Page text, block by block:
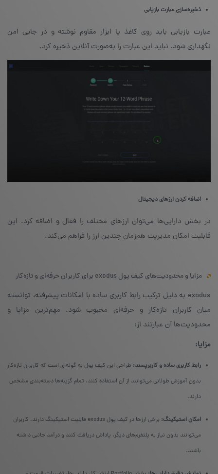
ذخیره‌سازی عبارت بازیابی
عبارت بازیابی باید روی کاغذ یا ابزار مقاوم نوشته و در جایی امن
نگهداری شود. نباید این عبارت را به‌صورت آنلاین ذخیره کرد.
اضافه کردن ارزهای دیجیتال
در بخش دارایی‌ها می‌توان ارزهای مختلف را فعال و اضافه کرد. این
قابلیت امکان مدیریت هم‌زمان چندین ارز را فراهم می‌کند.
مزایا و محدودیت‌های کیف پول exodus برای کاربران حرفه‌ای و تازه‌کار
exodus به دلیل ترکیب رابط کاربری ساده با امکانات پیشرفته، توانسته
میان کاربران تازه‌کار و حرفه‌ای محبوب شود. مهم‌ترین مزایا و
محدودیت‌ها آن عبارتند از:
مزایا:
رابط کاربری ساده و کاربرپسند: طراحی این کیف پول به گونه‌ای است که کاربران تازه‌کار
بدون آموزش طولانی می‌توانند از آن استفاده کنند. تمام گزینه‌ها دسته‌بندی مشخص
دارند.
امکان استیکینگ:
برخی ارزها در کیف پول exodus قابلیت استیکینگ دارند. کاربران
می‌توانند بدون نیاز به پلتفرم‌های دیگر، پاداش دریافت کنند و درآمد جانبی داشته
باشند.